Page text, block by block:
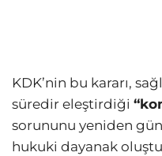
KDK’nin bu kararı,
süredir eleştirdiği
sorununu yeniden
hukuki dayanak